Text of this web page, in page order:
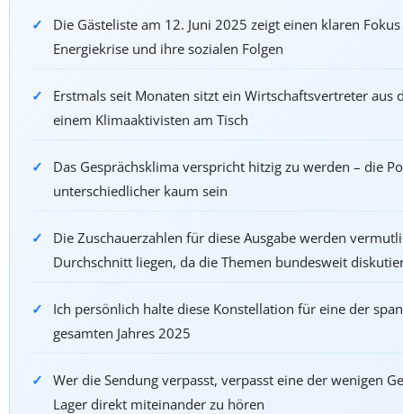
Die Gästeliste am 12. Juni 2025 zeigt einen klaren
Energiekrise und ihre sozialen Folgen
Erstmals seit Monaten sitzt ein Wirtschaftsvertreter aus
einem Klimaaktivisten am Tisch
Das Gesprächsklima verspricht hitzig zu werden – die
unterschiedlicher kaum sein
Die Zuschauerzahlen für diese Ausgabe werden
Durchschnitt liegen, da die Themen bundesweit
Ich persönlich halte diese Konstellation für eine der
gesamten Jahres 2025
Wer die Sendung verpasst, verpasst eine der wenigen
Lager direkt miteinander zu hören